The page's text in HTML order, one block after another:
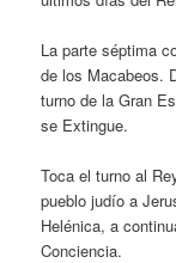
La parte séptima
de los Macabeos.
turno de la Gran
se Extingue.
Toca el turno al
pueblo judío a
Helénica, a
Conciencia.